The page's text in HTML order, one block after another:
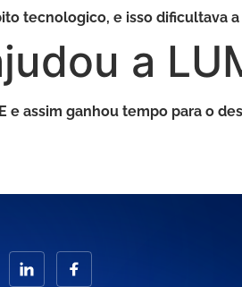
tecnologico, e isso dificultava
a
e assim ganhou tempo para o